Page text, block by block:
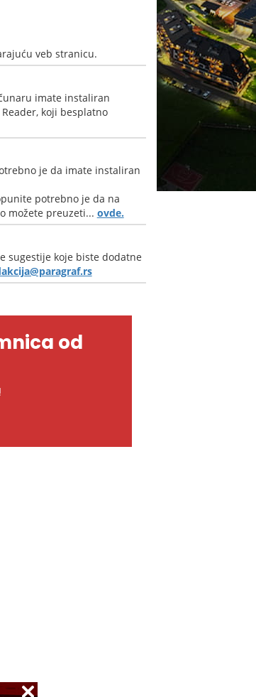
veb stranicu.
imate instaliran
koji besplatno
je da imate instaliran
potrebno je da na
možete preuzeti... ovde.
sugestije koje biste dodatne
od